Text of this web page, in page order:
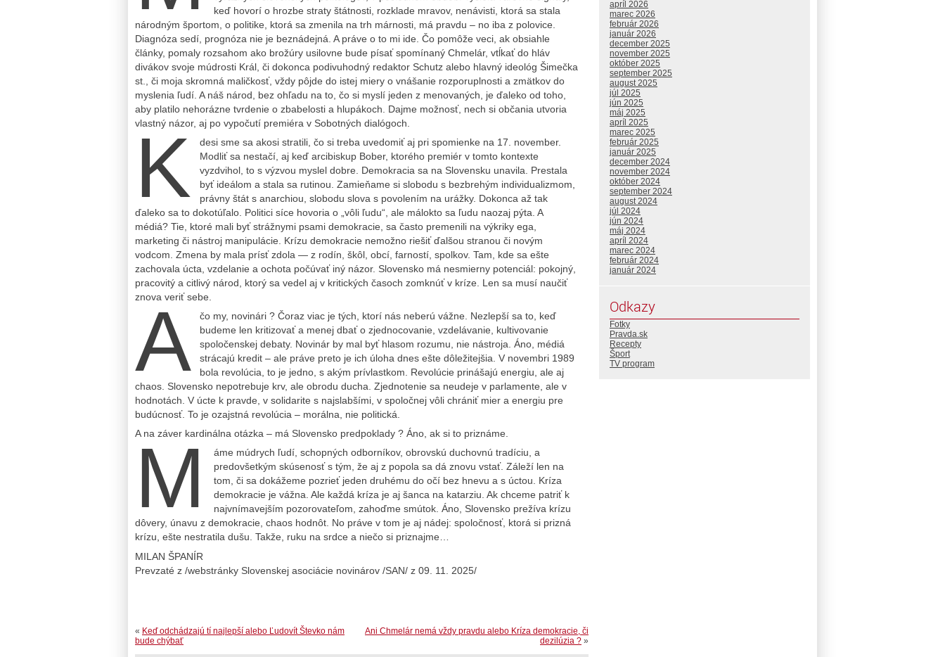
keď hovorí o hrozbe straty štátnosti, rozklade mravov, nenávisti, ktorá sa stala
národným športom, o politike, ktorá sa zmenila na trh márnosti, má pravdu – no iba z polovice.
Diagnóza sedí, prognóza nie je beznádejná. A práve o to mi ide. Čo pomôže veci, ak obsiahle
články, pomaly rozsahom ako brožúry usilovne bude písať spomínaný Chmelár, vtĺkať do hláv
divákov svoje múdrosti Král, či dokonca podivuhodný redaktor Schutz alebo hlavný ideológ Šimečka
st., či moja skromná maličkosť, vždy pôjde do istej miery o vnášanie rozporuplnosti a zmätkov do
myslenia ľudí. A náš národ, bez ohľadu na to, čo si myslí jeden z menovaných, je ďaleko od toho,
aby platilo nehorázne tvrdenie o zbabelosti a hlupákoch. Dajme možnosť, nech si občania utvoria
vlastný názor, aj po vypočutí premiéra v Sobotných dialógoch.
K
desi sme sa akosi stratili, čo si treba uvedomiť aj pri spomienke na 17. november.
Modliť sa nestačí, aj keď arcibiskup Bober, ktorého premiér v tomto kontexte
vyzdvihol, to s výzvou myslel dobre. Demokracia sa na Slovensku unavila. Prestala
byť ideálom a stala sa rutinou. Zamieňame si slobodu s bezbrehým individualizmom,
právny štát s anarchiou, slobodu slova s povolením na urážky. Dokonca až tak
ďaleko sa to dokotúľalo. Politici síce hovoria o „vôli ľudu“, ale málokto sa ľudu naozaj pýta. A
médiá? Tie, ktoré mali byť strážnymi psami demokracie, sa často premenili na výkriky ega,
marketing či nástroj manipulácie. Krízu demokracie nemožno riešiť ďalšou stranou či novým
vodcom. Zmena by mala prísť zdola — z rodín, škôl, obcí, farností, spolkov. Tam, kde sa ešte
zachovala úcta, vzdelanie a ochota počúvať iný názor. Slovensko má nesmierny potenciál: pokojný,
pracovitý a citlivý národ, ktorý sa vedel aj v kritických časoch zomknúť v kríze. Len sa musí naučiť
znova veriť sebe.
A
čo my, novinári ? Čoraz viac je tých, ktorí nás neberú vážne. Nezlepší sa to, keď
budeme len kritizovať a menej dbať o zjednocovanie, vzdelávanie, kultivovanie
spoločenskej debaty. Novinár by mal byť hlasom rozumu, nie nástroja. Áno, médiá
strácajú kredit – ale práve preto je ich úloha dnes ešte dôležitejšia. V novembri 1989
bola revolúcia, to je jedno, s akým prívlastkom. Revolúcie prinášajú energiu, ale aj
chaos. Slovensko nepotrebuje krv, ale obrodu ducha. Zjednotenie sa neudeje v parlamente, ale v
hodnotách. V úcte k pravde, v solidarite s najslabšími, v spoločnej vôli chrániť mier a energiu pre
budúcnosť. To je ozajstná revolúcia – morálna, nie politická.
A na záver kardinálna otázka – má Slovensko predpoklady ? Áno, ak si to priznáme.
M
áme múdrych ľudí, schopných odborníkov, obrovskú duchovnú tradíciu, a
predovšetkým skúsenosť s tým, že aj z popola sa dá znovu vstať. Záleží len na
tom, či sa dokážeme pozrieť jeden druhému do očí bez hnevu a s úctou. Kríza
demokracie je vážna. Ale každá kríza je aj šanca na katarziu. Ak chceme patriť k
najvnímavejším pozorovateľom, zahoďme smútok. Áno, Slovensko prežíva krízu
dôvery, únavu z demokracie, chaos hodnôt. No práve v tom je aj nádej: spoločnosť, ktorá si prizná
krízu, ešte nestratila dušu. Takže, ruku na srdce a niečo si priznajme…
MILAN ŠPANÍR
Prevzaté z /webstránky Slovenskej asociácie novinárov /SAN/ z 09. 11. 2025/
Ani Chmelár nemá vždy pravdu alebo Kríza demokracie, či
dezilúzia ? »
« Keď odchádzajú tí najlepší alebo Ľudovít Števko nám
bude chýbať
apríl 2026
marec 2026
február 2026
január 2026
december 2025
november 2025
október 2025
september 2025
august 2025
júl 2025
jún 2025
máj 2025
apríl 2025
marec 2025
február 2025
január 2025
december 2024
november 2024
október 2024
september 2024
august 2024
júl 2024
jún 2024
máj 2024
apríl 2024
marec 2024
február 2024
január 2024
Odkazy
Fotky
Pravda.sk
Recepty
Šport
TV program